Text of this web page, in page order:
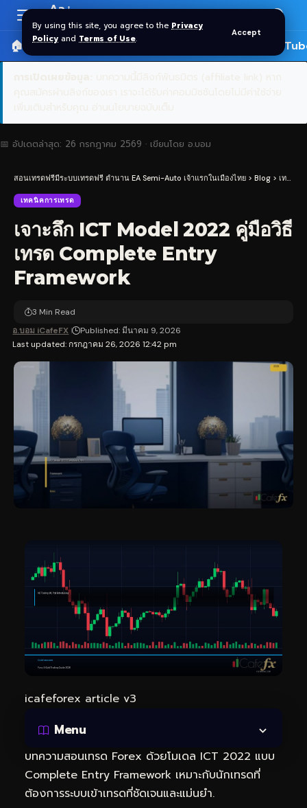
By using this site, you agree to the Privacy
Policy and Terms of Use.
Accept
Resizer
Aa
🏠 หน้าแรก ราคาทอง SPDR 🎬
📅 อัปเดตล่าสุด: 26 กรกฎาคม 2569 · เขียนโดย อ.บอม
สอนเทรดฟรีมีระบบเทรดฟรี ตำนาน EA Semi-Auto เจ้าแรกในเมืองไทย > Blog > เทคนิคการเทรด
เทคนิคการเทรด
เจาะลึก ICT Model 2022 คู่มือวิธี
เทรด Complete Entry
Framework
Last updated: กรกฎาคม 26, 2026 12:42 pm
อ.บอม iCafeFX Published: มีนาคม 9, 2026
3 Min Read
icafeforex article v3
Menu
บทความสอนเทรด Forex ด้วยโมเดล ICT 2022 แบบ
Complete Entry Framework เหมาะกับนักเทรดที่
ต้องการระบบเข้าเทรดที่ชัดเจนและแม่นยำ.